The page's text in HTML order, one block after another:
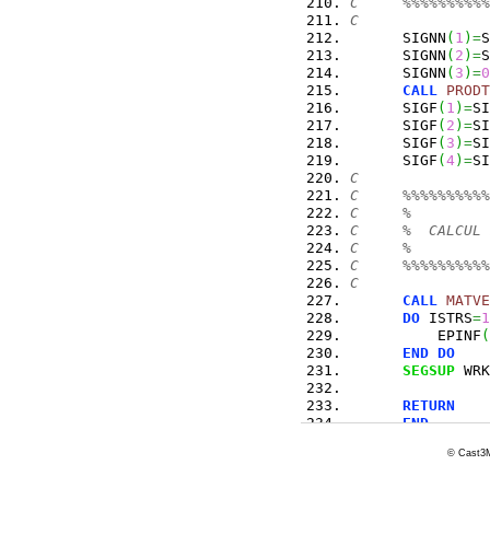
C
      SIGNN
( 1 ) =
      SIGNN
( 2 ) =
      SIGNN
( 3 ) =0
CALL
      SIGF
( 1 ) =
      SIGF
( 2 ) =
      SIGF
( 3 ) =
      SIGF
(4) =
C
C
C     %
C     %
C     %
C
C
CALL
DO ISTRS=1
          EPINF
(
END DO
SEGSUP
RETURN
END
©